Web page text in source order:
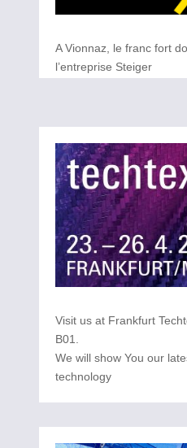
A Vionnaz, le franc fort
l’entreprise Steiger
Visit us at Frankfurt
B01.
We will show You our
technology